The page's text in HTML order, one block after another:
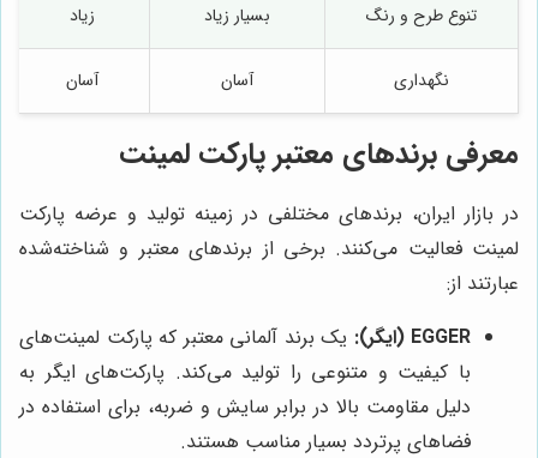
تنوع طرح و رنگ بسیار زیاد زیاد
نگهداری آسان آسان
معرفی برندهای معتبر پارکت لمینت
در بازار ایران، برندهای مختلفی در زمینه تولید و عرضه پارکت
لمینت فعالیت می‌کنند. برخی از برندهای معتبر و شناخته‌شده
عبارتند از:
EGGER (ایگر):
یک برند آلمانی معتبر که پارکت لمینت‌های
با کیفیت و متنوعی را تولید می‌کند. پارکت‌های ایگر به
دلیل مقاومت بالا در برابر سایش و ضربه، برای استفاده در
فضاهای پرتردد بسیار مناسب هستند.